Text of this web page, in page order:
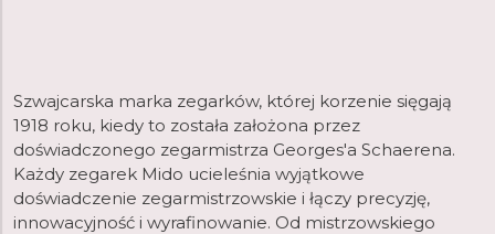
Szwajcarska marka zegarków, której korzenie sięgają
1918 roku, kiedy to została założona przez
doświadczonego zegarmistrza Georges'a Schaerena.
Każdy zegarek Mido ucieleśnia wyjątkowe
doświadczenie zegarmistrzowskie i łączy precyzję,
innowacyjność i wyrafinowanie. Od mistrzowskiego